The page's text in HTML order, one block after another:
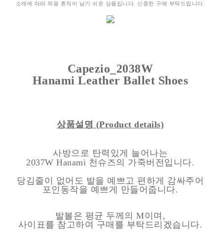
소재에 따라 착용 흔적이 남기 쉬운 상품입니다. 신중한 구매 부탁드립니다.
Capezio_2038W
Hanami Leather Ballet Shoes
상품설명 (Product details)
사방으로 탄력있게 늘어나는
2037W Hanami 천슈즈의 가죽버전입니다.
당김줄이 없어도 발을 예쁘고 편하게 감싸주어
포인동작을 예쁘게 만들어줍니다.
발볼은 평균 두께의 M이며,
사이표를 참고하여 구매를 부탁드리겠습니다.